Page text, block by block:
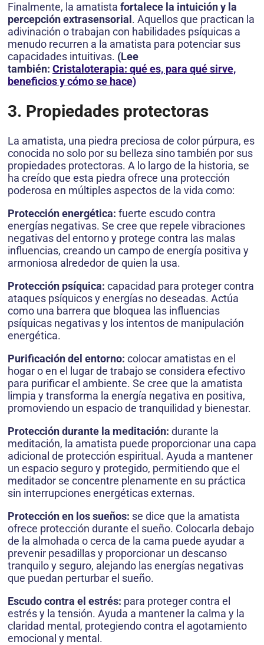
Finalmente, la amatista fortalece la intuición y la
percepción extrasensorial . Aquellos que practican la
adivinación o trabajan con habilidades psíquicas a
menudo recurren a la amatista para potenciar sus
capacidades intuitivas. (Lee
también: Cristaloterapia: qué es, para qué sirve,
beneficios y cómo se hace)
3. Propiedades protectoras
La amatista, una piedra preciosa de color púrpura, es
conocida no solo por su belleza sino también por sus
propiedades protectoras. A lo largo de la historia, se
ha creído que esta piedra ofrece una protección
poderosa en múltiples aspectos de la vida como:
Protección energética: fuerte escudo contra
energías negativas. Se cree que repele vibraciones
negativas del entorno y protege contra las malas
influencias, creando un campo de energía positiva y
armoniosa alrededor de quien la usa.
Protección psíquica: capacidad para proteger contra
ataques psíquicos y energías no deseadas. Actúa
como una barrera que bloquea las influencias
psíquicas negativas y los intentos de manipulación
energética.
Purificación del entorno: colocar amatistas en el
hogar o en el lugar de trabajo se considera efectivo
para purificar el ambiente. Se cree que la amatista
limpia y transforma la energía negativa en positiva,
promoviendo un espacio de tranquilidad y bienestar.
Protección durante la meditación: durante la
meditación, la amatista puede proporcionar una capa
adicional de protección espiritual. Ayuda a mantener
un espacio seguro y protegido, permitiendo que el
meditador se concentre plenamente en su práctica
sin interrupciones energéticas externas.
Protección en los sueños: se dice que la amatista
ofrece protección durante el sueño. Colocarla debajo
de la almohada o cerca de la cama puede ayudar a
prevenir pesadillas y proporcionar un descanso
tranquilo y seguro, alejando las energías negativas
que puedan perturbar el sueño.
Escudo contra el estrés: para proteger contra el
estrés y la tensión. Ayuda a mantener la calma y la
claridad mental, protegiendo contra el agotamiento
emocional y mental.